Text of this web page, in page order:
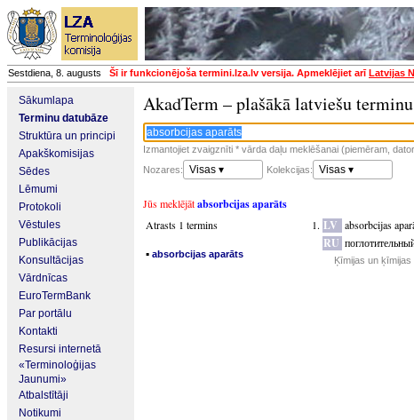
Sestdiena, 8. augusts Šī ir funkcionējoša termini.lza.lv versija. Apmeklējiet arīLatvijas
Sākumlapa
Terminu datubāze
Struktūra un principi
Apakškomisijas
Sēdes
Lēmumi
Protokoli
Vēstules
Publikācijas
Konsultācijas
Vārdnīcas
EuroTermBank
Par portālu
Kontakti
Resursi internetā
«Terminoloģijas
Jaunumi»
Atbalstītāji
Notikumi
AkadTerm – plašākā latviešu
Izmantojiet zvaigznīti * vārda daļu meklēšanai (piemēram,
Nozares:
Visas ▾ Kolekcijas: Visas ▾
Jūs meklējātabsorbcijas aparāts
Atrasts 1 termins
▪ absorbcijas aparāts
LV absorbcijas
RU
Ķīmijas un